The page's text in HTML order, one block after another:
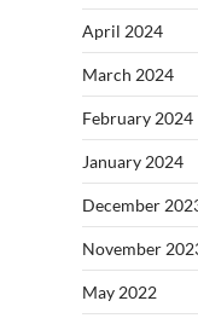
April 2024
March 2024
February 2024
January 2024
December
November
May 2022